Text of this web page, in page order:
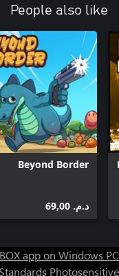
People also like
Beyond Border
د.م.‏ 69,00
app on Windows PC
Photosensitive